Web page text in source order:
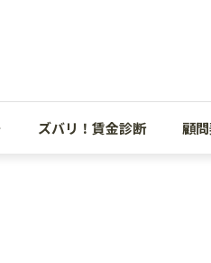
ズバリ！賃金診断 顧